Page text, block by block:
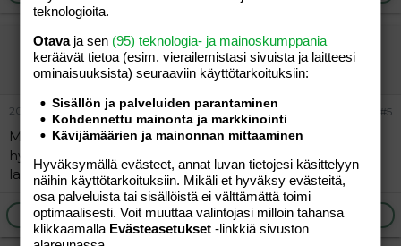
Sarita-80
Vieras
20.09.2004 #5
Meillä 3v tyttö sai lasit nyt kesällä karsastukseen. Ihan
hyvin on pitänyt laseja. Joskus tosin unohtuu, mutta
laittaa kyllä heti päähän kun asiasta huomauttaa. =)
Vastaa
Ilmoita asiaton viesti
teknologioita.
Otavaja sen (95) teknologia- ja mainoskumppania
keräävät tietoa (esim. vierailemis­tasi sivuista ja laitteesi
ominaisuuk­sista) seuraaviin käyttötarkoituksiin:
Sisällön ja palveluiden parantaminen
Kohdennettu mainonta ja markkinointi
Kävijämäärien ja mainonnan mittaaminen
Hyväksymällä evästeet, annat luvan tietojesi käsittelyyn
näihin käyttötarkoituksiin. Mikäli et hyväksy evästeitä,
osa palveluista tai sisällöistä ei välttämättä toimi
optimaalisesti. Voit muuttaa valintojasi milloin tahansa
klikkaamalla Evästeasetukset -linkkiä sivuston